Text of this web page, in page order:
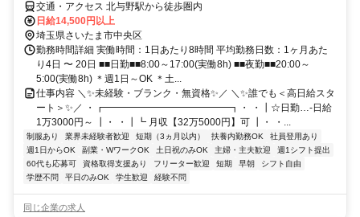
交通・アクセス 北与野駅から徒歩圏内
日給14,500円以上
埼玉県さいたま市中央区
勤務時間詳細 実働時間：1日あたり8時間 平均勤務日数：1ヶ月あた
り4日 〜 20日 ■■日勤■■8:00～17:00(実働8h) ■■夜勤■■20:00～
5:00(実働8h) ＊週1日～OK ＊土...
仕事内容 ＼✨未経験・ブランク・無資格✨／ ＼✨誰でも＜高日給スタ
ート＞✨／ ・┏━━━━━━━━━━━━━┓・ ・┃☆日勤…-日給
1万3000円～ ┃・ ・┃┗ 月収【32万5000円】可 ┃・ ・...
制服あり 業界未経験者歓迎 短期（3ヵ月以内） 扶養内勤務OK
社員登用あり
週1日からOK
副業・WワークOK 土日祝のみOK 主婦・主夫歓迎
週1シフト提出
60代も応募可
資格取得支援あり フリーター歓迎 短期 早朝
シフト自由
学歴不問
平日のみOK 学生歓迎 経験不問
同じ企業の求人